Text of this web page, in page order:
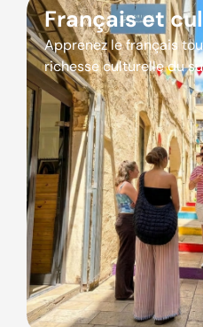
Français et
Apprenez le français
richesse culturelle du